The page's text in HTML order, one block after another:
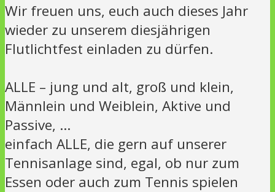
Wir freuen uns, euch auch dieses Jahr
wieder zu unserem diesjährigen
Flutlichtfest einladen zu dürfen.
ALLE – jung und alt, groß und klein,
Männlein und Weiblein, Aktive und
Passive, …
einfach ALLE, die gern auf unserer
Tennisanlage sind, egal, ob nur zum
Essen oder auch zum Tennis spielen